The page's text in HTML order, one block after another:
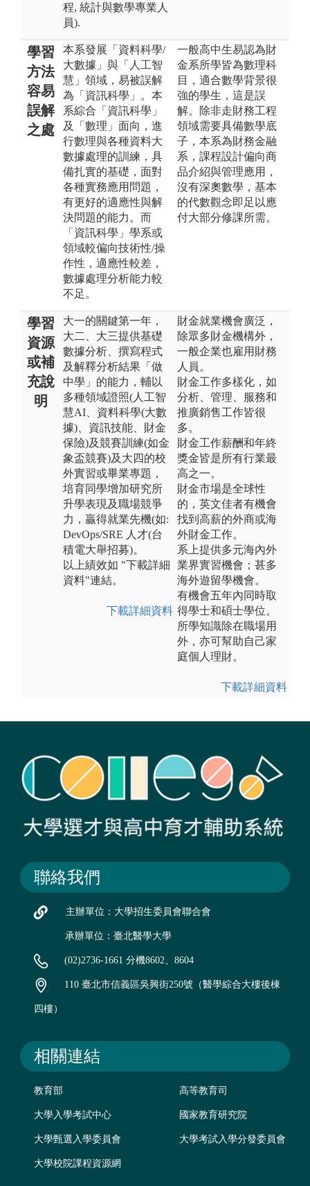
程, 統計與數學專業人
員).
學習
方法
容易
誤解
之處
本系發展「資料科學/
大數據」與「人工智
慧」領域，易被誤解
為「資訊科學」。本
系綜合「資訊科學」
及「數理」面向，進
行數理與各種資料大
數據處理的訓練，具
備扎實的基礎，面對
各種實務應用問題，
有更好的適應性與解
決問題的能力。而
「資訊科學」學系或
領域較偏向技術性/操
作性，適應性較差，
數據處理分析能力較
不足。
一般高中生易認為財
金系所學皆為數理科
目，適合數學背景很
強的學生，這是誤
解。除非走財務工程
領域需要具備數學底
子，本系為財務金融
系，課程設計偏向商
品介紹與管理應用，
沒有深奧數學，基本
的代數觀念即足以應
付大部分修課所需。
學習
資源
或補
充說
明
大一的關鍵第一年，
大二、大三提供基礎
數據分析、撰寫程式
及解釋分析結果「做
中學」的能力，輔以
多種領域證照(人工智
慧AI、資料科學(大數
據)、資訊技能、財金
保險)及競賽訓練(如金
象盃競賽)及大四的校
外實習或畢業專題，
培育同學增加研究所
升學表現及職場競爭
力，贏得就業先機(如:
DevOps/SRE 人才(台
積電大舉招募)。
以上績效如 "下載詳細
資料"連結。
下載詳細資料
財金就業機會廣泛，
除眾多財金機構外，
一般企業也雇用財務
人員。
財金工作多樣化，如
分析、管理、服務和
推廣銷售工作皆很
多。
財金工作薪酬和年終
獎金皆是所有行業最
高之一。
財金市場是全球性
的，英文佳者有機會
找到高薪的外商或海
外財金工作。
系上提供多元海內外
業界實習機會；甚多
海外遊留學機會。
有機會五年內同時取
得學士和碩士學位。
所學知識除在職場用
外，亦可幫助自己家
庭個人理財。
下載詳細資料
聯絡我們
主辦單位：大學招生委員會聯合會
承辦單位：臺北醫學大學
(02)2736-1661 分機8602、8604
110 臺北市信義區吳興街250號（醫學綜合大樓後棟
四樓）
相關連結
教育部 高等教育司
大學入學考試中心 國家教育研究院
大學甄選入學委員會 大學考試入學分發委員會
大學校院課程資源網